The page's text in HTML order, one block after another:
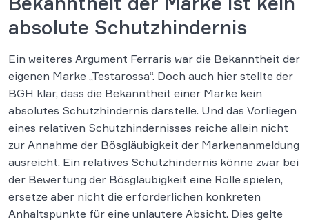
absolute Schutzhindernis
Ein weiteres Argument Ferraris war die Bekanntheit der
eigenen Marke „Testarossa“. Doch auch hier stellte der
BGH klar, dass die Bekanntheit einer Marke kein
absolutes Schutzhindernis darstelle. Und das Vorliegen
eines relativen Schutzhindernisses reiche allein nicht
zur Annahme der Bösgläubigkeit der Markenanmeldung
ausreicht. Ein relatives Schutzhindernis könne zwar bei
der Bewertung der Bösgläubigkeit eine Rolle spielen,
ersetze aber nicht die erforderlichen konkreten
Anhaltspunkte für eine unlautere Absicht. Dies gelte